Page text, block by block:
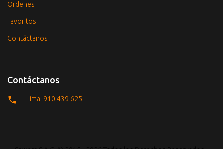
Ordenes
Favoritos
Contáctanos
Contáctanos
Lima: 910 439 625